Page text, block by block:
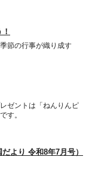
節の行事が織り成す
ゼントは「ねんりんピ
す。
より 令和8年7月号）